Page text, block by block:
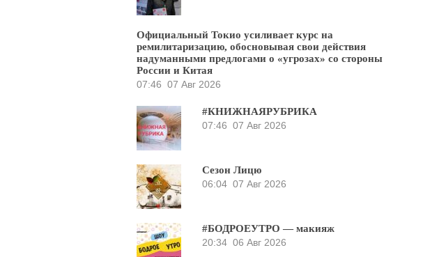
Официальный Токио усиливает курс на
ремилитаризацию, обосновывая свои действия
надуманными предлогами о «угрозах» со стороны
России и Китая
07:46 07 Авг 2026
#КНИЖНАЯРУБРИКА
07:46 07 Авг 2026
Сезон Лицю
06:04 07 Авг 2026
#БОДРОЕУТРО — макияж
20:34 06 Авг 2026